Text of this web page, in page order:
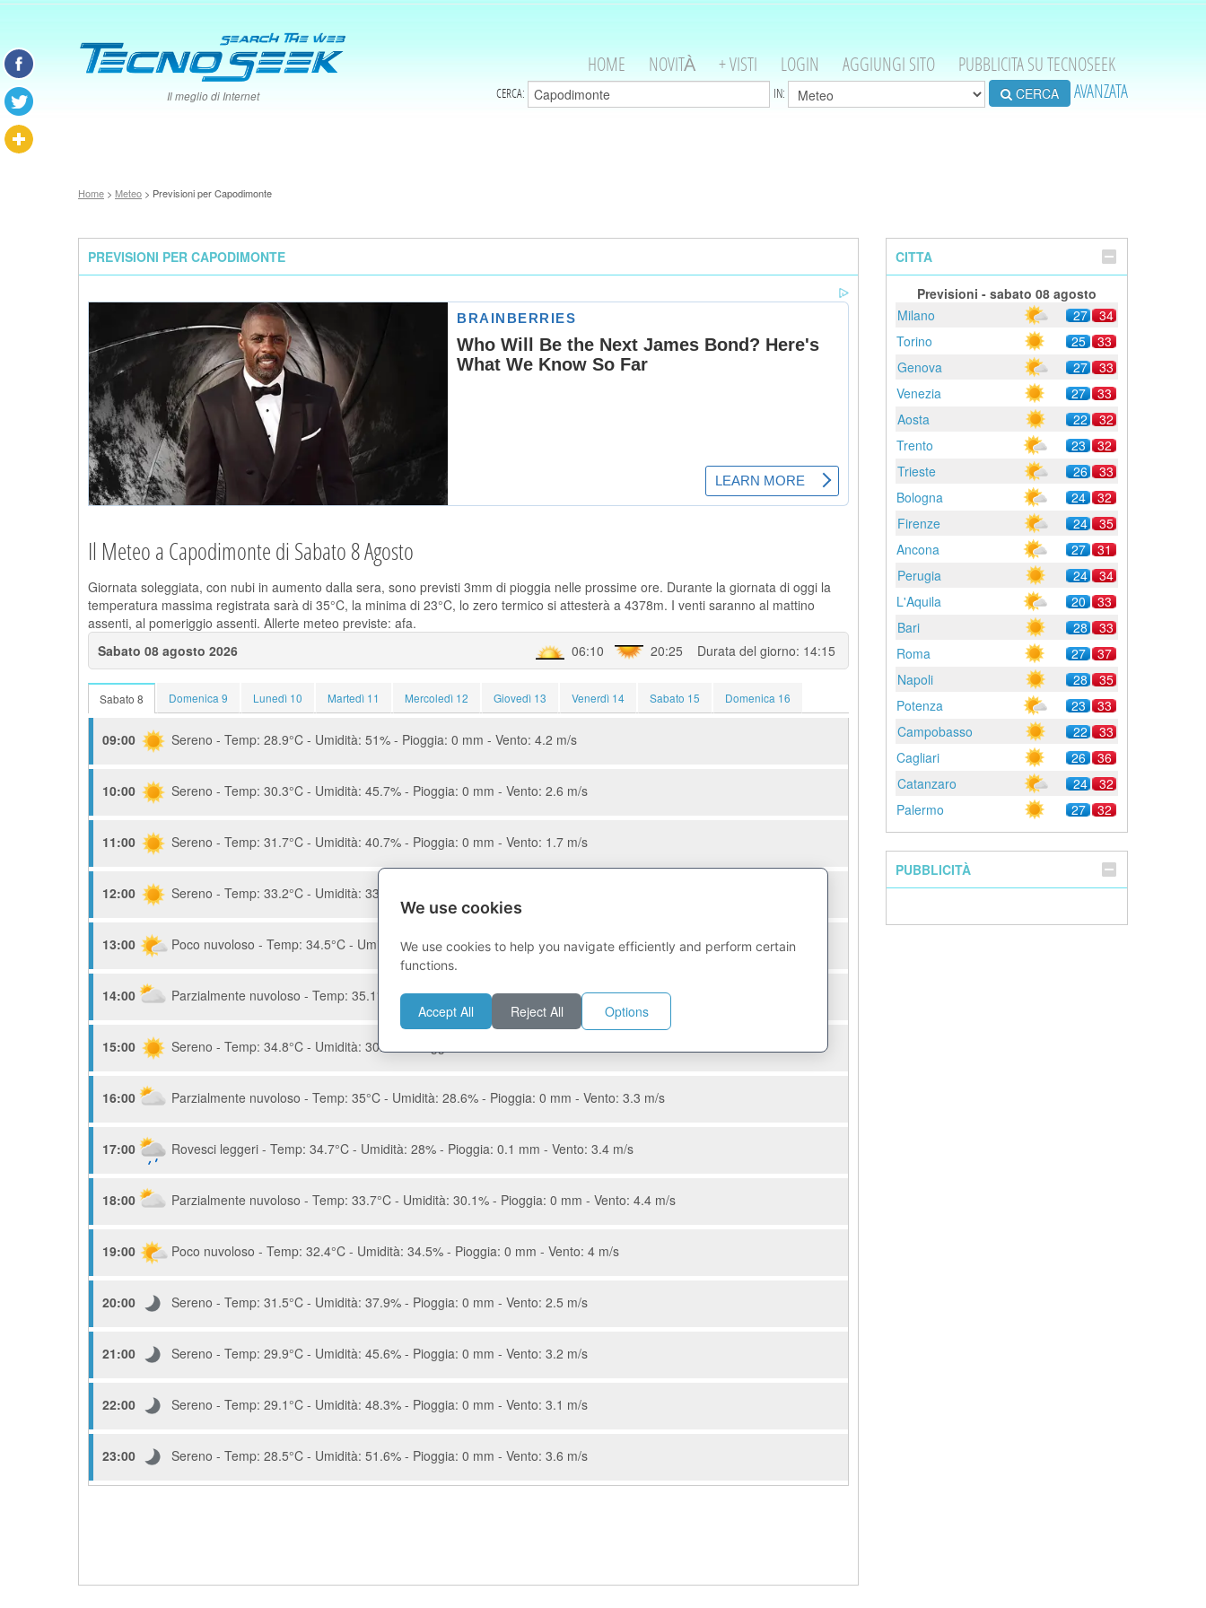
Il meglio di Internet
HOME NOVITÀ + VISTI LOGIN AGGIUNGI SITO PUBBLICITA SU TECNOSEEK
CERCA: IN: CERCA AVANZATA
Home > Meteo > Previsioni per Capodimonte
PREVISIONI PER CAPODIMONTE
Il Meteo a Capodimonte di Sabato 8 Agosto
Giornata soleggiata, con nubi in aumento dalla sera, sono previsti 3mm di pioggia nelle prossime ore. Durante la giornata di oggi la
temperatura massima registrata sarà di 35°C, la minima di 23°C, lo zero termico si attesterà a 4378m. I venti saranno al mattino
assenti, al pomeriggio assenti. Allerte meteo previste: afa.
Sabato 08 agosto 2026
06:10 20:25 Durata del giorno: 14:15
Sabato 8 Domenica 9 Lunedì 10 Martedì 11 Mercoledì 12 Giovedì 13 Venerdì 14 Sabato 15 Domenica 16
09:00 Sereno - Temp: 28.9°C - Umidità: 51% - Pioggia: 0 mm - Vento: 4.2 m/s
10:00 Sereno - Temp: 30.3°C - Umidità: 45.7% - Pioggia: 0 mm - Vento: 2.6 m/s
11:00 Sereno - Temp: 31.7°C - Umidità: 40.7% - Pioggia: 0 mm - Vento: 1.7 m/s
12:00 Sereno - Temp: 33.2°C - Umidità: 33.6% - Pioggia: 0 mm - Vento: 1.5 m/s
13:00 Poco nuvoloso - Temp: 34.5°C - Umidità: 28.2% - Pioggia: 0 mm - Vento: 3.1 m/s
14:00 Parzialmente nuvoloso - Temp: 35.1°C - Umidità: 27% - Pioggia: 0 mm - Vento: 4.6 m/s
15:00 Sereno - Temp: 34.8°C - Umidità: 30.1% - Pioggia: 0 mm - Vento: 4.2 m/s
16:00 Parzialmente nuvoloso - Temp: 35°C - Umidità: 28.6% - Pioggia: 0 mm - Vento: 3.3 m/s
17:00 Rovesci leggeri - Temp: 34.7°C - Umidità: 28% - Pioggia: 0.1 mm - Vento: 3.4 m/s
18:00 Parzialmente nuvoloso - Temp: 33.7°C - Umidità: 30.1% - Pioggia: 0 mm - Vento: 4.4 m/s
19:00 Poco nuvoloso - Temp: 32.4°C - Umidità: 34.5% - Pioggia: 0 mm - Vento: 4 m/s
20:00 Sereno - Temp: 31.5°C - Umidità: 37.9% - Pioggia: 0 mm - Vento: 2.5 m/s
21:00 Sereno - Temp: 29.9°C - Umidità: 45.6% - Pioggia: 0 mm - Vento: 3.2 m/s
22:00 Sereno - Temp: 29.1°C - Umidità: 48.3% - Pioggia: 0 mm - Vento: 3.1 m/s
23:00 Sereno - Temp: 28.5°C - Umidità: 51.6% - Pioggia: 0 mm - Vento: 3.6 m/s
CITTA
Previsioni - sabato 08 agosto
Milano
27
34
Torino
25
33
Genova
27
33
Venezia
27
33
Aosta
22
32
Trento
23
32
Trieste
26
33
Bologna
24
32
Firenze
24
35
Ancona
27
31
Perugia
24
34
L'Aquila
20
33
Bari
28
33
Roma
27
37
Napoli
28
35
Potenza
23
33
Campobasso
22
33
Cagliari
26
36
Catanzaro
24
32
Palermo
27 32
PUBBLICITÀ
We use cookies
We use cookies to help you navigate efficiently and perform certain
functions.
Accept All Reject All Options